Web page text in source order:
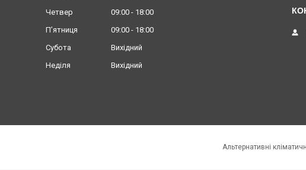
Четвер
09:00
18:00
Пʼятниця
09:00
18:00
Субота
Вихідний
Неділя
Вихідний